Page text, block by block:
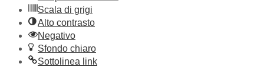
Scala di grigi
Alto contrasto
Negativo
Sfondo chiaro
Sottolinea link